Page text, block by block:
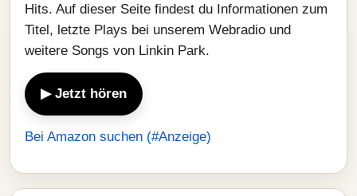
Hits. Auf dieser Seite findest du Informationen zum
Titel, letzte Plays bei unserem Webradio und
weitere Songs von Linkin Park.
▶ Jetzt hören
Bei Amazon suchen (#Anzeige)